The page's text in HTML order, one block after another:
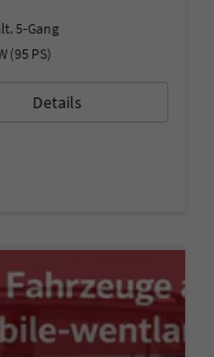
5-Gang
(95 PS)
Details